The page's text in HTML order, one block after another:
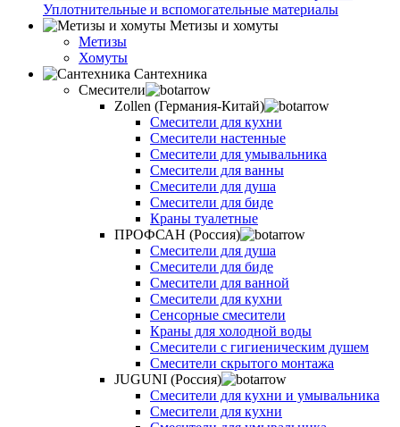
Уплотнительные и вспомогательные материалы
Метизы и хомуты
Метизы
Хомуты
Сантехника
Смесители
Zollen (Германия-Китай)
Смесители для кухни
Смесители настенные
Смесители для умывальника
Смесители для ванны
Смесители для душа
Смесители для биде
Краны туалетные
ПРОФСАН (Россия)
Смесители для душа
Смесители для биде
Смесители для ванной
Смесители для кухни
Сенсорные смесители
Краны для холодной воды
Смесители с гигиеническим душем
Смесители скрытого монтажа
JUGUNI (Россия)
Смесители для кухни и умывальника
Смесители для кухни